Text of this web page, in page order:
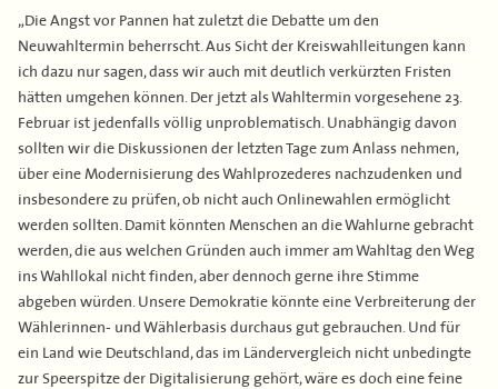
„Die Angst vor Pannen hat zuletzt die Debatte um den
Neuwahltermin beherrscht. Aus Sicht der Kreiswahlleitungen kann
ich dazu nur sagen, dass wir auch mit deutlich verkürzten Fristen
hätten umgehen können. Der jetzt als Wahltermin vorgesehene 23.
Februar ist jedenfalls völlig unproblematisch. Unabhängig davon
sollten wir die Diskussionen der letzten Tage zum Anlass nehmen,
über eine Modernisierung des Wahlprozederes nachzudenken und
insbesondere zu prüfen, ob nicht auch Onlinewahlen ermöglicht
werden sollten. Damit könnten Menschen an die Wahlurne gebracht
werden, die aus welchen Gründen auch immer am Wahltag den Weg
ins Wahllokal nicht finden, aber dennoch gerne ihre Stimme
abgeben würden. Unsere Demokratie könnte eine Verbreiterung der
Wählerinnen- und Wählerbasis durchaus gut gebrauchen. Und für
ein Land wie Deutschland, das im Ländervergleich nicht unbedingte
zur Speerspitze der Digitalisierung gehört, wäre es doch eine feine